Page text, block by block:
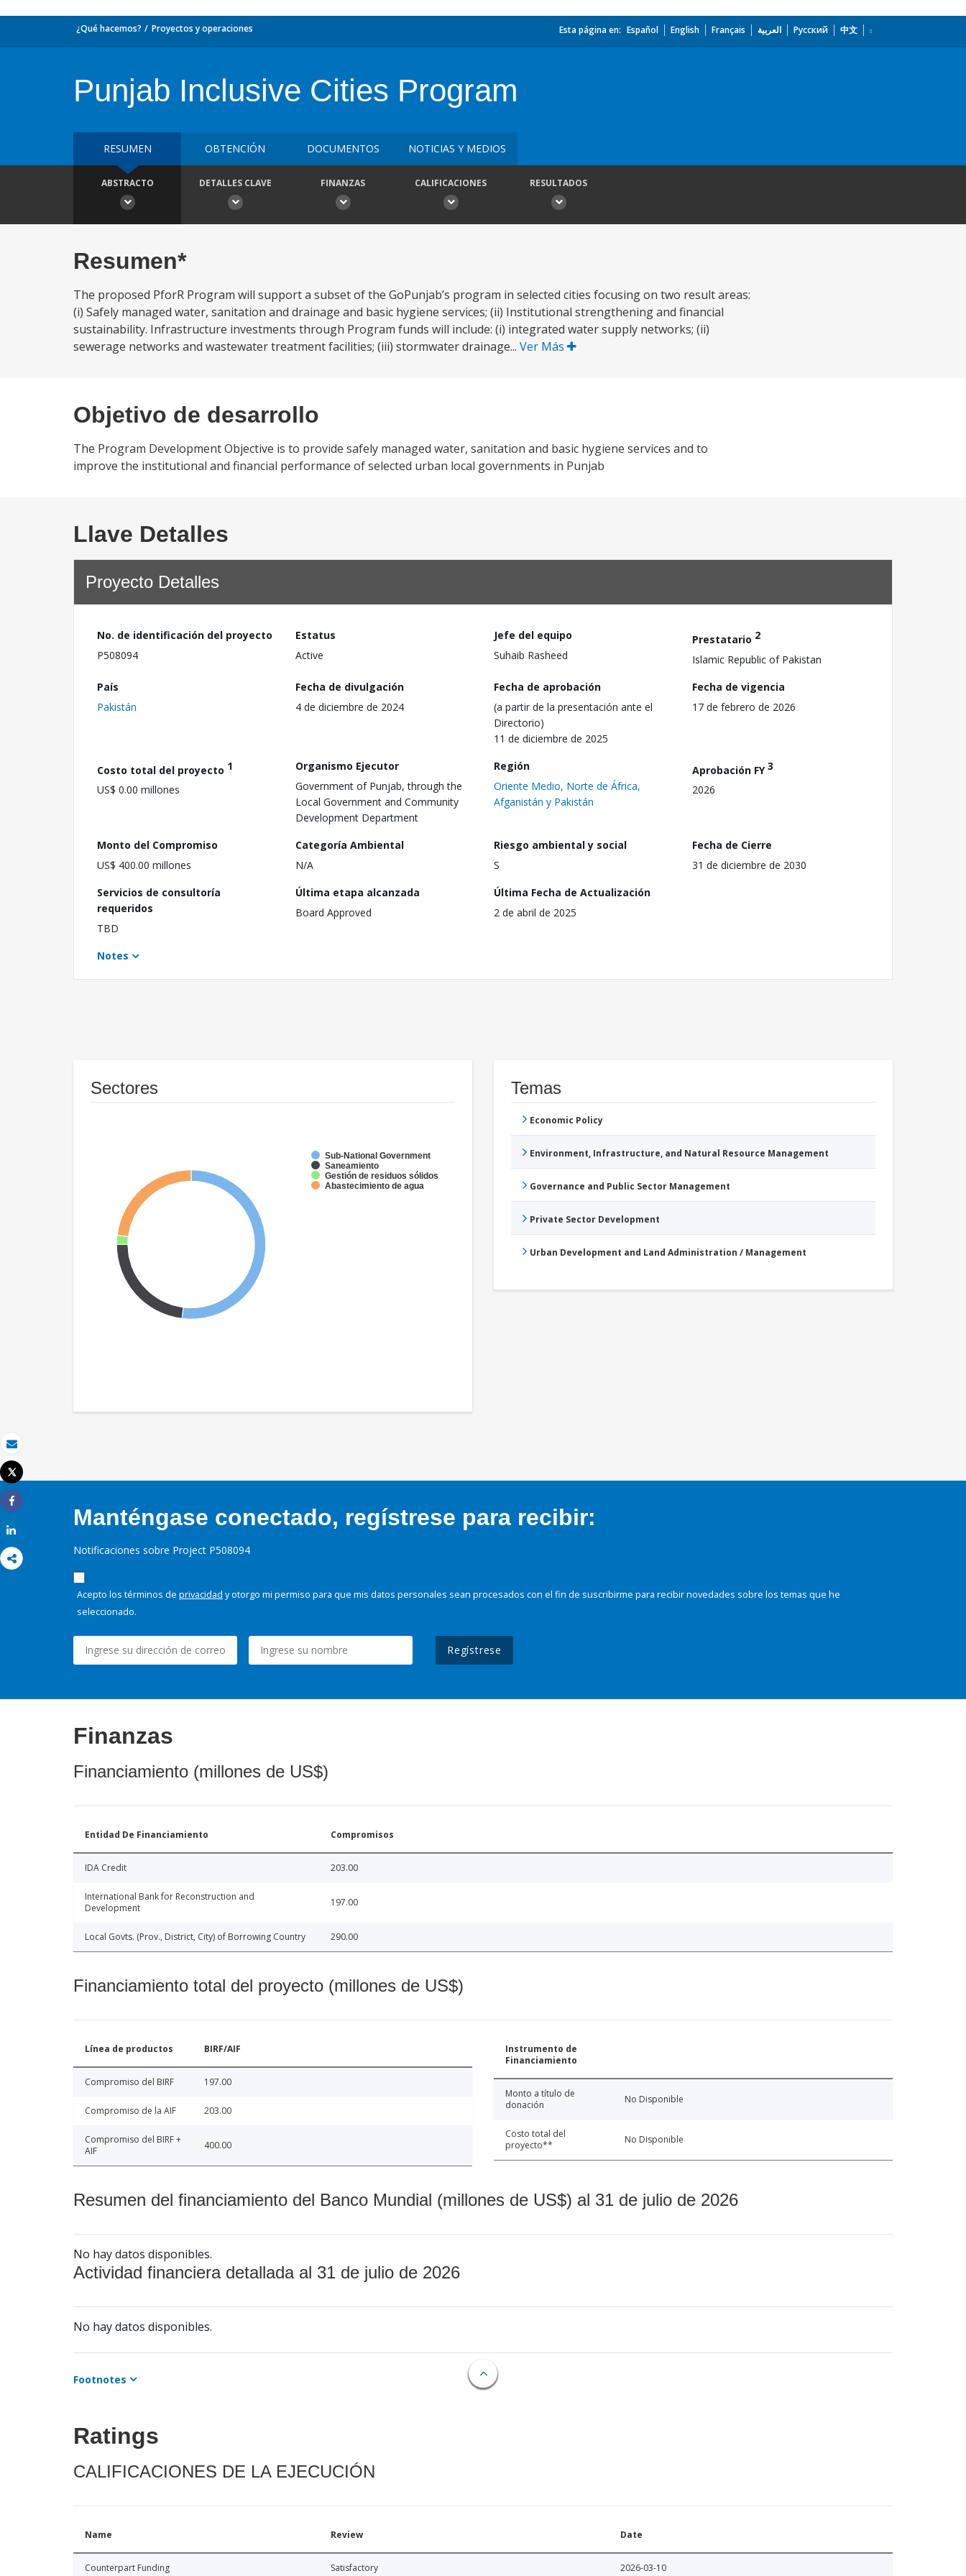
Correo electrónico
Imprimir
Tweet
Share
¿Qué hacemos? Proyectos y operaciones Esta página en: Español English Français العربية Русский 中文
Punjab Inclusive Cities Program
RESUMEN OBTENCIÓN DOCUMENTOS NOTICIAS Y MEDIOS
ABSTRACTO DETALLES CLAVE FINANZAS CALIFICACIONES RESULTADOS
Resumen*
The proposed PforR Program will support a subset of the GoPunjab’s program in selected cities focusing on two result areas:
(i) Safely managed water, sanitation and drainage and basic hygiene services; (ii) Institutional strengthening and financial
sustainability. Infrastructure investments through Program funds will include: (i) integrated water supply networks; (ii)
sewerage networks and wastewater treatment facilities; (iii) stormwater drainage... Ver Más
Objetivo de desarrollo
The Program Development Objective is to provide safely managed water, sanitation and basic hygiene services and to
improve the institutional and financial performance of selected urban local governments in Punjab
Llave Detalles
Proyecto Detalles
No. de identificación del proyecto
P508094
Estatus
Active
Jefe del equipo
Suhaib Rasheed
Prestatario 2
Islamic Republic of Pakistan
País
Pakistán
Fecha de divulgación
4 de diciembre de 2024
Fecha de aprobación
(a partir de la presentación ante el
Directorio)
11 de diciembre de 2025
Fecha de vigencia
17 de febrero de 2026
Costo total del proyecto 1
US$ 0.00 millones
Organismo Ejecutor
Government of Punjab, through the
Local Government and Community
Development Department
Región
Oriente Medio, Norte de África,
Afganistán y Pakistán
Aprobación FY3
2026
Monto del Compromiso
US$ 400.00 millones
Categoría Ambiental
N/A
Riesgo ambiental y social
S
Fecha de Cierre
31 de diciembre de 2030
Servicios de consultoría
requeridos
TBD
Última etapa alcanzada
Board Approved
Última Fecha de Actualización
2 de abril de 2025
Notes
Sectores
Sub-National Government
Saneamiento
Gestión de residuos sólidos
Abastecimiento de agua
Temas
Economic Policy
Environment, Infrastructure, and Natural Resource Management
Governance and Public Sector Management
Private Sector Development
Urban Development and Land Administration / Management
Manténgase conectado, regístrese para recibir:
Notificaciones sobre Project P508094
Acepto los términos de privacidad y otorgo mi permiso para que mis datos personales sean procesados con el fin de suscribirme para recibir novedades sobre los temas que he
seleccionado.
Regístrese
Finanzas
Financiamiento (millones de US$)
Entidad De Financiamiento Compromisos
IDA Credit 203.00
International Bank for Reconstruction and
Development
197.00
Local Govts. (Prov., District, City) of Borrowing Country 290.00
Financiamiento total del proyecto (millones de US$)
Línea de productos BIRF/AIF
Compromiso del BIRF 197.00
Compromiso de la AIF 203.00
Compromiso del BIRF +
AIF
400.00
Instrumento de
Financiamiento
Monto a título de
donación
No Disponible
Costo total del
proyecto**
No Disponible
Resumen del financiamiento del Banco Mundial (millones de US$) al 31 de julio de 2026
No hay datos disponibles.
Actividad financiera detallada al 31 de julio de 2026
No hay datos disponibles.
Footnotes
Ratings
CALIFICACIONES DE LA EJECUCIÓN
Name Review Date
Counterpart Funding Satisfactory 2026-03-10